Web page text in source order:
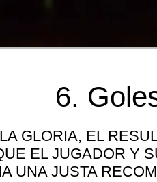
6.
GLORIA, EL
EL JUGADOR Y
UNA JUSTA